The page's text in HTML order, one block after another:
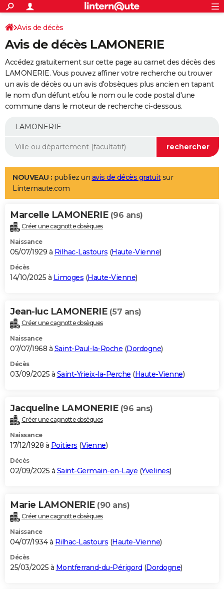
ACTUALITÉS
Politique
Société
Faits Divers
Education
Monde
Villes
+
SPORT
Coupe du monde 2026
Football
Tennis
Cyclisme
Rugby
Forum
Programme TV
TNTStreaming
Cinéma
Sorties cinéma
Musique
+
FINANCE
Impôts
Immobilier
Risques naturels par ville
Banque
Assurance
Crédit
AUTO
Essais
Réserver un essai
Citadines
Berlines
SUV
Forum auto
+
Mobiles
Meilleur smartphone
Internet
Ordinateurs
Jeux vidéo
Guide high-tech
Aménagement intérieur
LIFESTYLE
Art de vivre
Bien-être
Loisirs
Mode
Modes de vie
Alimentation
Guide de la santé
Maladies
Médicaments
Sommeil
VOYAGE
Destinations
City break
Voyage nature
Voyage de noces
Forum
Climat
+PHOTO
GUIDES D'ACHAT
BONS PLANS
Carte de Noël
Carte Bonne année
Carte Saint-Valentin
Carte Pâques
Carte d'anniversaire
DICTIONNAIRE
Dictionnaire
Biographies
Citations
Expressions
Proverbes
PROGRAMME TV
S'inscrire
Se connecter
Lycées
Collèges
Primaires
Universités
Entreprises
Service militaire
Avis de recherche
AVIS DE DÉCÈS
Bricolage
Lifestyle
Culture
Sport
Auto
Television
Voyage
Cinema
Avis de décès
Avis de décès LAMONERIE
Accédez gratuitement sur cette page au carnet des décès des
LAMONERIE. Vous pouvez affiner votre recherche ou trouver
un avis de décès ou un avis d'obsèques plus ancien en tapant
le nom d'un défunt et/ou le nom ou le code postal d'une
commune dans le moteur de recherche ci-dessous.
NOUVEAU : publiez un avis de décès gratuitsur
Linternaute.com
Marcelle LAMONERIE (96 ans)
Créer une cagnotte obsèques
Naissance
05/07/1929 à Rilhac-Lastours (Haute-Vienne)
Décès
14/10/2025 à Limoges (Haute-Vienne)
Jean-luc LAMONERIE (57 ans)
Créer une cagnotte obsèques
Naissance
07/07/1968 à Saint-Paul-la-Roche (Dordogne)
Décès
03/09/2025 à Saint-Yrieix-la-Perche (Haute-Vienne)
Jacqueline LAMONERIE (96 ans)
Créer une cagnotte obsèques
Naissance
17/12/1928 à Poitiers (Vienne)
Décès
02/09/2025 à Saint-Germain-en-Laye (Yvelines)
Marie LAMONERIE (90 ans)
Créer une cagnotte obsèques
Naissance
04/07/1934 à Rilhac-Lastours (Haute-Vienne)
Décès
25/03/2025 à Montferrand-du-Périgord (Dordogne)